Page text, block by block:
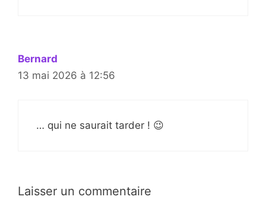
Bernard
13 mai 2026 à 12:56
… qui ne saurait tarder ! 😉
Laisser un commentaire